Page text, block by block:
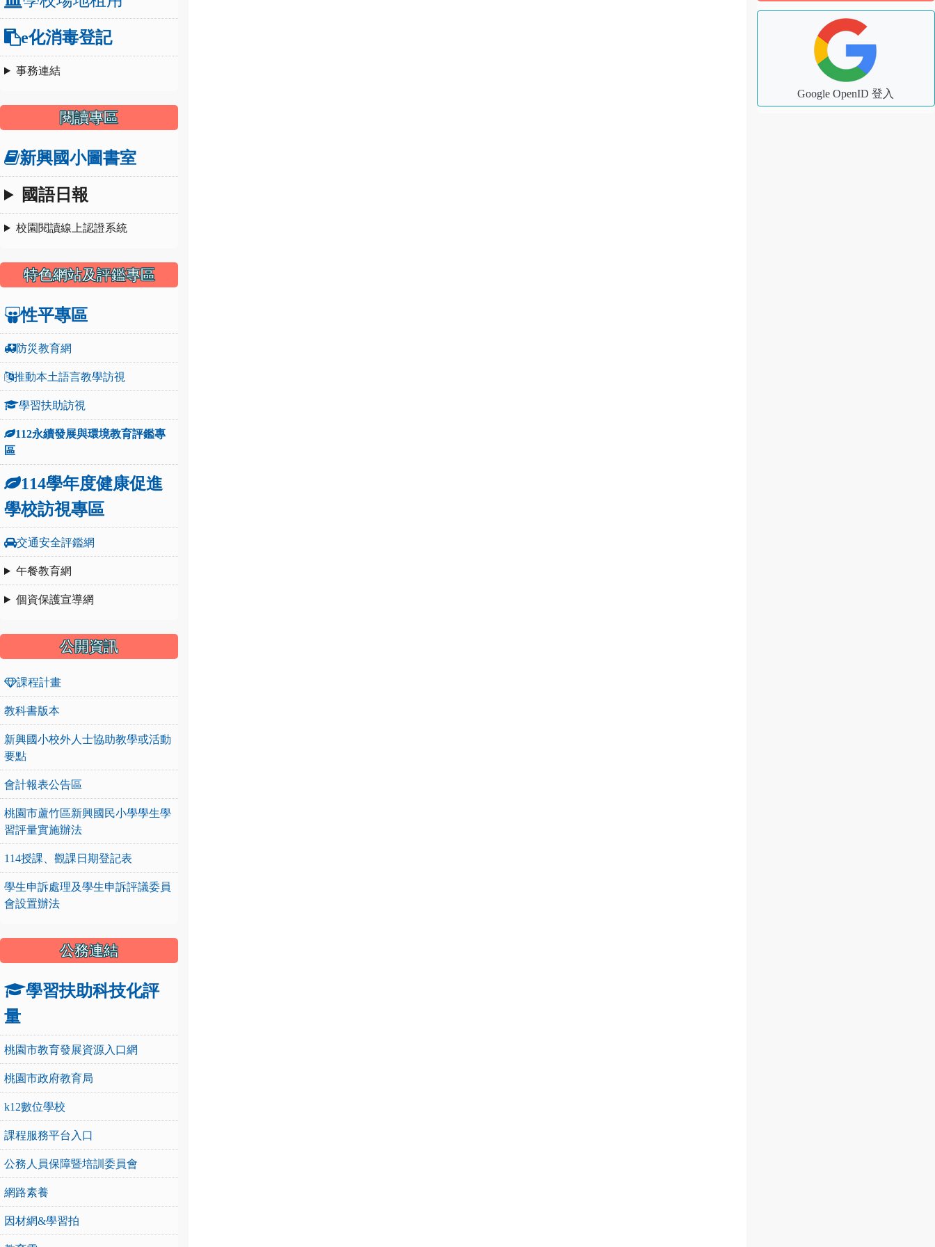
e化消毒登記
事務連結
閱讀專區
新興國小圖書室
國語日報
校園閱讀線上認證系統
特色網站及評鑑專區
性平專區
防災教育網
推動本土語言教學訪視
學習扶助訪視
112永續發展與環境教育評鑑專
區
114學年度健康促進
學校訪視專區
交通安全評鑑網
午餐教育網
個資保護宣導網
公開資訊
課程計畫
教科書版本
新興國小校外人士協助教學或活動
要點
會計報表公告區
桃園市蘆竹區新興國民小學學生學
習評量實施辦法
114授課、觀課日期登記表
學生申訴處理及學生申訴評議委員
會設置辦法
公務連結
學習扶助科技化評
量
桃園市教育發展資源入口網
桃園市政府教育局
k12數位學校
課程服務平台入口
公務人員保障暨培訓委員會
網路素養
因材網&學習拍
Google OpenID 登入